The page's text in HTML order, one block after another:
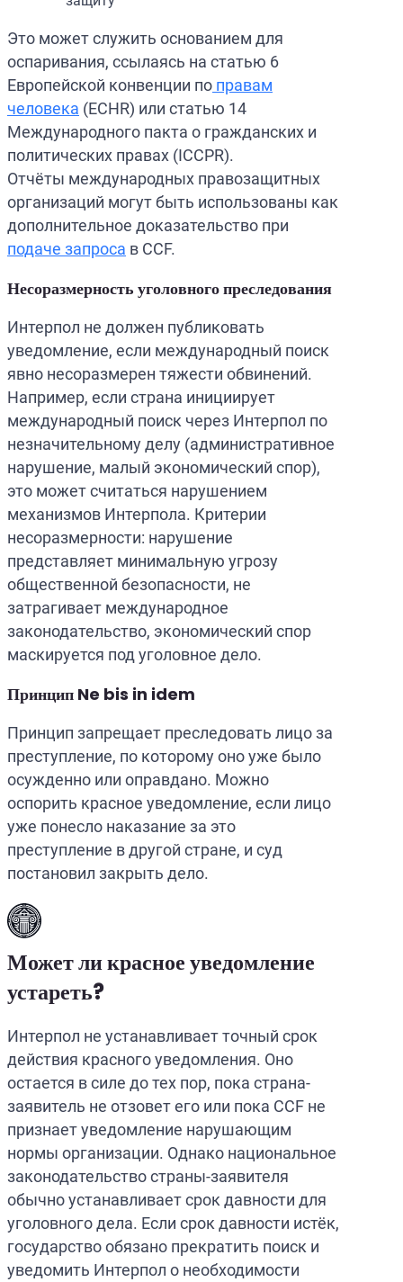
Это может служить основанием для
оспаривания, ссылаясь на статью 6
Европейской конвенции по правам
человека (ECHR) или статью 14
Международного пакта о гражданских и
политических правах (ICCPR).
Отчёты международных правозащитных
организаций могут быть использованы как
дополнительное доказательство при
подаче запроса в CCF.
Несоразмерность уголовного преследования
Интерпол не должен публиковать
уведомление, если международный поиск
явно несоразмерен тяжести обвинений.
Например, если страна инициирует
международный поиск через Интерпол по
незначительному делу (административное
нарушение, малый экономический спор),
это может считаться нарушением
механизмов Интерпола. Критерии
несоразмерности: нарушение
представляет минимальную угрозу
общественной безопасности, не
затрагивает международное
законодательство, экономический спор
маскируется под уголовное дело.
Принцип Ne bis in idem
Принцип запрещает преследовать лицо за
преступление, по которому оно уже было
осужденно или оправдано. Можно
оспорить красное уведомление, если лицо
уже понесло наказание за это
преступление в другой стране, и суд
постановил закрыть дело.
Может ли красное уведомление
устареть?
Интерпол не устанавливает точный срок
действия красного уведомления. Оно
остается в силе до тех пор, пока страна-
заявитель не отзовет его или пока CCF не
признает уведомление нарушающим
нормы организации. Однако национальное
законодательство страны-заявителя
обычно устанавливает срок давности для
уголовного дела. Если срок давности истёк,
государство обязано прекратить поиск и
уведомить Интерпол о необходимости